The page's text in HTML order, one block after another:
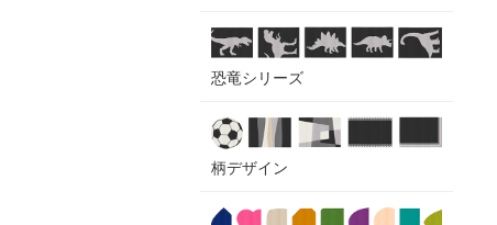
恐竜シリーズ
柄デザイン